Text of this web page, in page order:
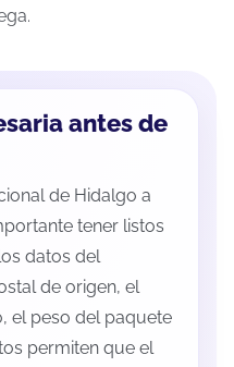
antes de
de Hidalgo a
tener listos
datos del
de origen, el
el peso del paquete
permiten que el